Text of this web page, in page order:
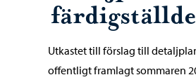
Utkastet till förslag till
offentligt framlagt sommaren